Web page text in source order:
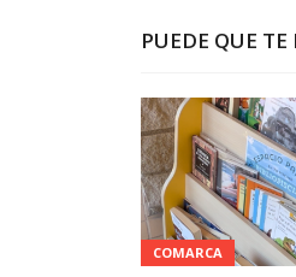
PUEDE QUE TE
COMARCA